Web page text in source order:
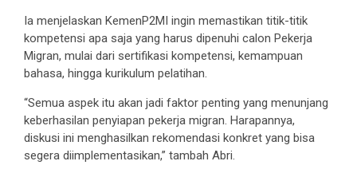
Ia menjelaskan KemenP2MI ingin memastikan titik-titik
kompetensi apa saja yang harus dipenuhi calon Pekerja
Migran, mulai dari sertifikasi kompetensi, kemampuan
bahasa, hingga kurikulum pelatihan.
“Semua aspek itu akan jadi faktor penting yang menunjang
keberhasilan penyiapan pekerja migran. Harapannya,
diskusi ini menghasilkan rekomendasi konkret yang bisa
segera diimplementasikan,” tambah Abri.